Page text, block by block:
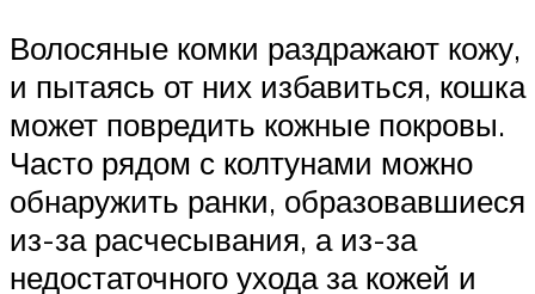
Волосяные комки раздражают кожу,
и пытаясь от них избавиться, кошка
может повредить кожные покровы.
Часто рядом с колтунами можно
обнаружить ранки, образовавшиеся
из-за расчесывания, а из-за
недостаточного ухода за кожей и